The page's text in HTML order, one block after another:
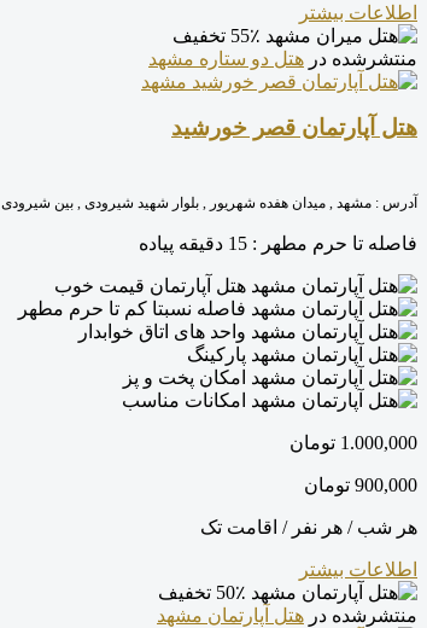
اطلاعات بیشتر
55٪ تخفیف
منتشرشده در هتل دو ستاره مشهد
هتل آپارتمان قصر خورشید
آدرس : مشهد , میدان هفده شهریور , بلوار شهید شیرودی , بین شیرودی 5 و 7
فاصله تا حرم مطهر : 15 دقیقه پیاده
هتل آپارتمان قیمت خوب
فاصله نسبتا کم تا حرم مطهر
واحد های اتاق خوابدار
پارکینگ
امکان پخت و پز
امکانات مناسب
1.000,000 تومان
900,000 تومان
هر شب / هر نفر / اقامت تک
اطلاعات بیشتر
50٪ تخفیف
منتشرشده در هتل آپارتمان مشهد